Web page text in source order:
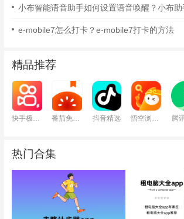
e-mobile7怎么打卡？e-mobile7打卡的方法
精品推荐
快手极速版 番茄免费小说 抖音精选 悟空浏览器 腾
热门合集